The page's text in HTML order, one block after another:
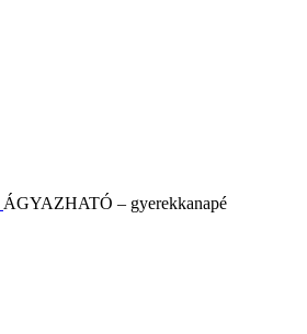
ÁGYAZHATÓ – gyerekkanapé